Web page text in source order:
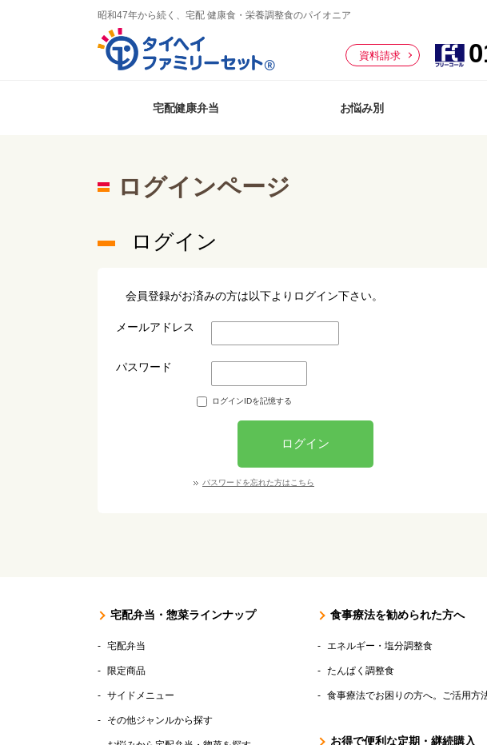
昭和47年から続く、宅配 健康食・栄養調整食のパイオニア
資料請求
宅配健康弁当 お悩み別
ログインページ
ログイン
会員登録がお済みの方は以下よりログイン下さい。
メールアドレス
パスワード
ログインIDを記憶する
ログイン
パスワードを忘れた方はこちら
宅配弁当・惣菜ラインナップ
宅配弁当
限定商品
サイドメニュー
その他ジャンルから探す
食事療法を勧められた方へ
エネルギー・塩分調整食
たんぱく調整食
食事療法でお困りの方へ。ご活用方
お得で便利な定期・継続購入